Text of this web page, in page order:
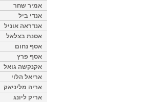
אמיר שחר
אנדי ביל
אנדראה אוניל
אסנת בצלאל
אסף נחום
אסף פרץ
אקנקשה גואל
אריאל הלוי
אריה מליניאק
אריק ליונג